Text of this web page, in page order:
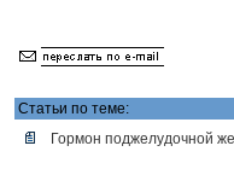
Статьи по теме:
Гормон поджелудочной